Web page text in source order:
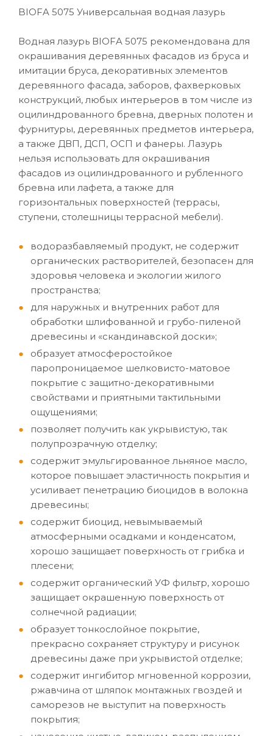
BIOFA 5075 Универсальная водная лазурь
Водная лазурь ВIOFA 5075 рекомендована для
окрашивания деревянных фасадов из бруса и
имитации бруса, декоративных элементов
деревянного фасада, заборов, фахверковых
конструкций, любых интерьеров в том числе из
оцилиндрованного бревна, дверных полотен и
фурнитуры, деревянных предметов интерьера,
а также ДВП, ДСП, ОСП и фанеры. Лазурь
нельзя использовать для окрашивания
фасадов из оцилиндрованного и рубленного
бревна или лафета, а также для
горизонтальных поверхностей (террасы,
ступени, столешницы террасной мебели).
водоразбавляемый продукт, не содержит
органических растворителей, безопасен для
здоровья человека и экологии жилого
пространства;
для наружных и внутренних работ для
обработки шлифованной и грубо-пиленой
древесины и «скандинавской доски»;
образует атмосферостойкое
паропроницаемое шелковисто-матовое
покрытие с защитно-декоративными
свойствами и приятными тактильными
ощущениями;
позволяет получить как укрывистую, так
полупрозрачную отделку;
содержит эмульгированное льняное масло,
которое повышает эластичность покрытия и
усиливает пенетрацию биоцидов в волокна
древесины;
содержит биоцид, невымываемый
атмосферными осадками и конденсатом,
хорошо защищает поверхность от грибка и
плесени;
содержит органический УФ фильтр, хорошо
защищает окрашенную поверхность от
солнечной радиации;
образует тонкослойное покрытие,
прекрасно сохраняет структуру и рисунок
древесины даже при укрывистой отделке;
содержит ингибитор мгновенной коррозии,
ржавчина от шляпок монтажных гвоздей и
саморезов не выступит на поверхность
покрытия;